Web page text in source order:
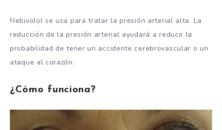
Nebivolol se usa para tratar la presión arterial alta. La
reducción de la presión arterial ayudará a reducir la
probabilidad de tener un accidente cerebrovascular o un
ataque al corazón.
¿Cómo funciona?